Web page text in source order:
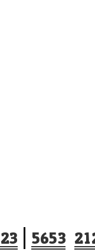
23 5653 21